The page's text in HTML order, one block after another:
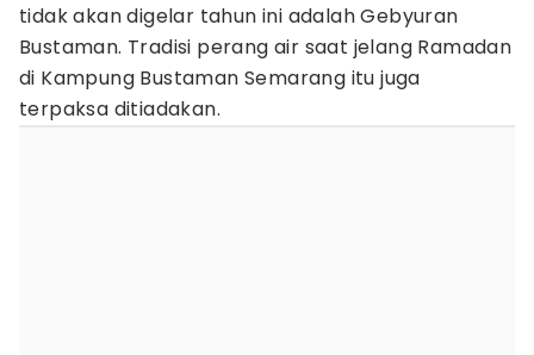
tidak akan digelar tahun ini adalah Gebyuran
Bustaman. Tradisi perang air saat jelang Ramadan
di Kampung Bustaman Semarang itu juga
terpaksa ditiadakan.